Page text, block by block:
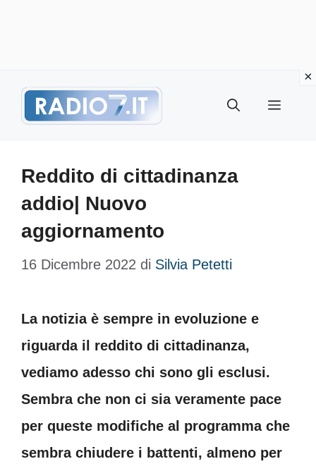
Menu
Reddito di cittadinanza
addio| Nuovo
aggiornamento
16 Dicembre 2022 di Silvia Petetti
La notizia è sempre in evoluzione e
riguarda il reddito di cittadinanza,
vediamo adesso chi sono gli esclusi.
Sembra che non ci sia veramente pace
per queste modifiche al programma che
sembra chiudere i battenti, almeno per